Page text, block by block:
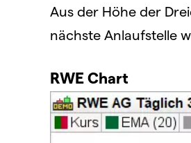
Aus der Höhe der
nächste Anlaufstelle
RWE Chart